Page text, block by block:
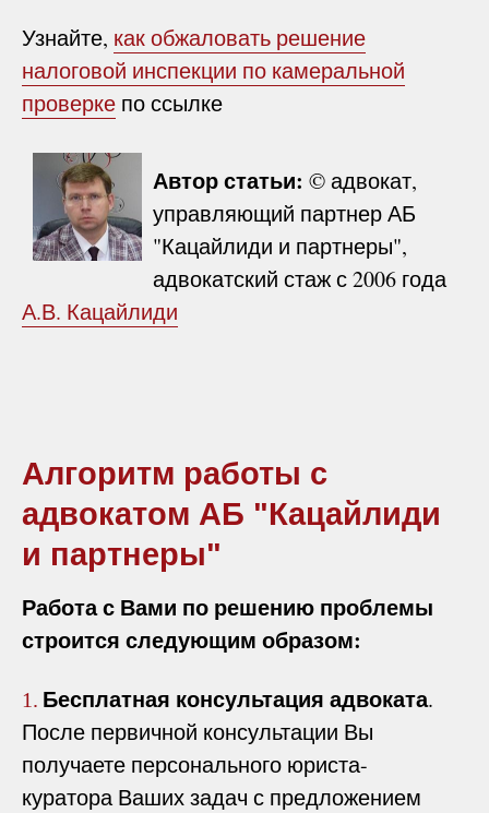
Узнайте, как обжаловать решение
налоговой инспекции по камеральной
проверке по ссылке
Автор статьи: © адвокат,
управляющий партнер АБ
"Кацайлиди и партнеры",
адвокатский стаж с 2006 года
А.В. Кацайлиди
Алгоритм работы с
адвокатом АБ "Кацайлиди
и партнеры"
Работа с Вами по решению проблемы
строится следующим образом:
1. Бесплатная консультация адвоката.
После первичной консультации Вы
получаете персонального юриста-
куратора Ваших задач с предложением